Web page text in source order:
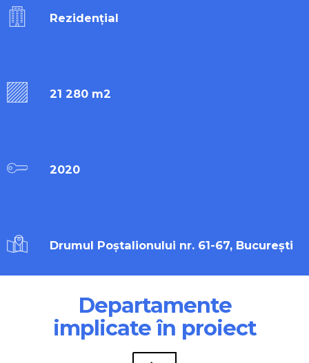
Rezidențial
21 280 m2
2020
Drumul Poștalionului nr. 61-67, București
Departamente
implicate în proiect